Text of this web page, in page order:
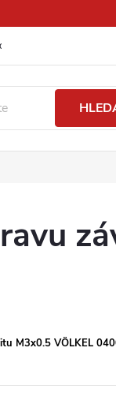
ochrany osobních
M3x0.5 VÖLKEL